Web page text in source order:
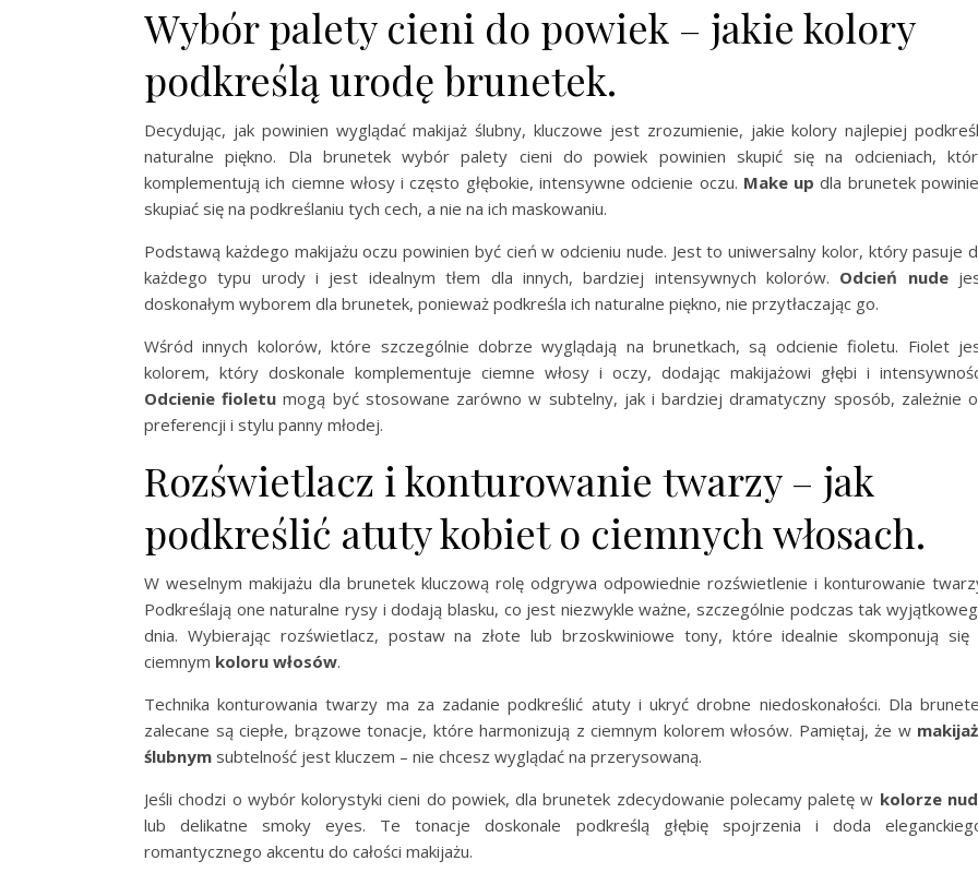
Wybór palety cieni do powiek – jakie kolory
podkreślą urodę brunetek.
Decydując, jak powinien wyglądać makijaż ślubny, kluczowe jest zrozumienie, jakie kolory najlepiej
naturalne piękno. Dla brunetek wybór palety cieni do powiek powinien skupić się na odcieniach,
komplementują ich ciemne włosy i często głębokie, intensywne odcienie oczu. Make up dla brunetek
skupiać się na podkreślaniu tych cech, a nie na ich maskowaniu.
Podstawą każdego makijażu oczu powinien być cień w odcieniu nude. Jest to uniwersalny kolor, który pasuje
każdego typu urody i jest idealnym tłem dla innych, bardziej intensywnych kolorów. Odcień nude
doskonałym wyborem dla brunetek, ponieważ podkreśla ich naturalne piękno, nie przytłaczając go.
Wśród innych kolorów, które szczególnie dobrze wyglądają na brunetkach, są odcienie fioletu. Fiolet
kolorem, który doskonale komplementuje ciemne włosy i oczy, dodając makijażowi głębi i
Odcienie fioletu mogą być stosowane zarówno w subtelny, jak i bardziej dramatyczny sposób, zależnie
preferencji i stylu panny młodej.
Rozświetlacz i konturowanie twarzy – jak
podkreślić atuty kobiet o ciemnych włosach.
W weselnym makijażu dla brunetek kluczową rolę odgrywa odpowiednie rozświetlenie i konturowanie
Podkreślają one naturalne rysy i dodają blasku, co jest niezwykle ważne, szczególnie podczas tak
dnia. Wybierając rozświetlacz, postaw na złote lub brzoskwiniowe tony, które idealnie skomponują się
ciemnym koloru włosów.
Technika konturowania twarzy ma za zadanie podkreślić atuty i ukryć drobne niedoskonałości. Dla
zalecane są ciepłe, brązowe tonacje, które harmonizują z ciemnym kolorem włosów. Pamiętaj, że w
ślubnym subtelność jest kluczem – nie chcesz wyglądać na przerysowaną.
Jeśli chodzi o wybór kolorystyki cieni do powiek, dla brunetek zdecydowanie polecamy paletę w kolorze
lub delikatne smoky eyes. Te tonacje doskonale podkreślą głębię spojrzenia i doda
romantycznego akcentu do całości makijażu.